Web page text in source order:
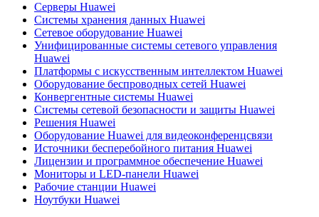
Серверы Huawei
Системы хранения данных Huawei
Сетевое оборудование Huawei
Унифицированные системы сетевого управления
Huawei
Платформы с искусственным интеллектом Huawei
Оборудование беспроводных сетей Huawei
Конвергентные системы Huawei
Системы сетевой безопасности и защиты Huawei
Решения Huawei
Оборудование Huawei для видеоконференцсвязи
Источники бесперебойного питания Huawei
Лицензии и программное обеспечение Huawei
Мониторы и LED-панели Huawei
Рабочие станции Huawei
Ноутбуки Huawei